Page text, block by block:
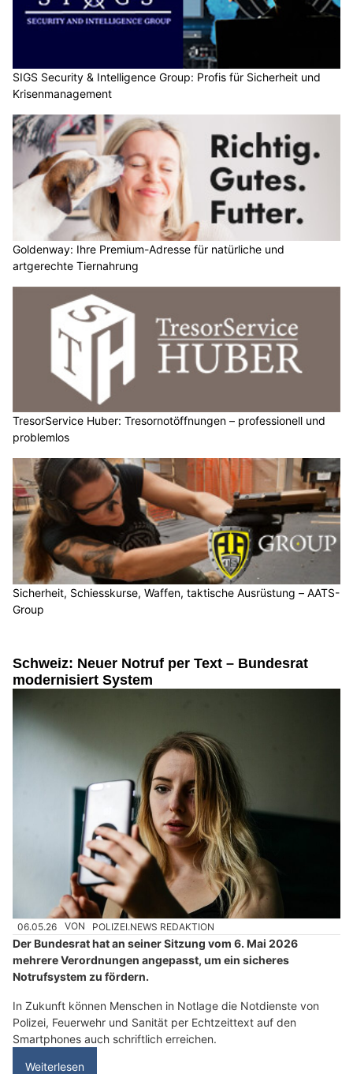
SIGS Security & Intelligence Group: Profis für Sicherheit und
Krisenmanagement
Goldenway: Ihre Premium-Adresse für natürliche und
artgerechte Tiernahrung
TresorService Huber: Tresornotöffnungen – professionell und
problemlos
Sicherheit, Schiesskurse, Waffen, taktische Ausrüstung – AATS-
Group
Schweiz: Neuer Notruf per Text – Bundesrat
modernisiert System
06.05.26 VON POLIZEI.NEWS REDAKTION
Der Bundesrat hat an seiner Sitzung vom 6. Mai 2026
mehrere Verordnungen angepasst, um ein sicheres
Notrufsystem zu fördern.
In Zukunft können Menschen in Notlage die Notdienste von
Polizei, Feuerwehr und Sanität per Echtzeittext auf den
Smartphones auch schriftlich erreichen.
Weiterlesen